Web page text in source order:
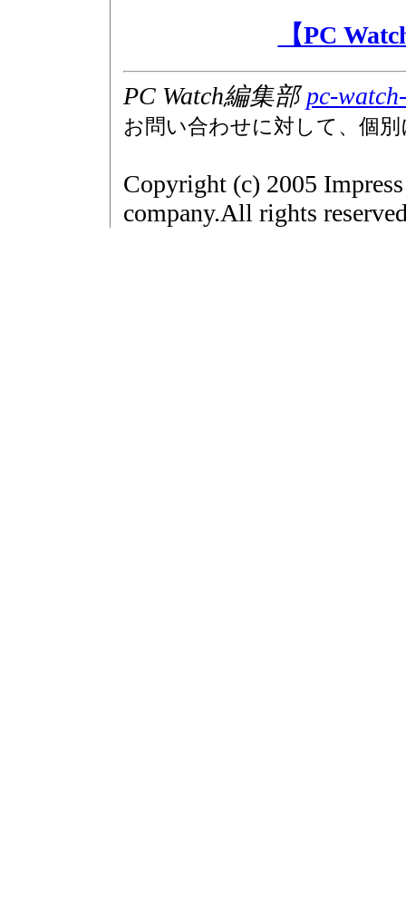
【PC
PC Watch編集部pc-
お問い合わせに対して、個
Copyright (c) 2005
company.All rights